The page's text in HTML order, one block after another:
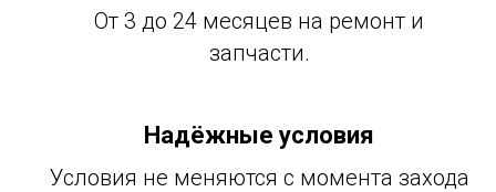
От 3 до 24 месяцев на ремонт и
запчасти.
Надёжные условия
Условия не меняются с момента захода